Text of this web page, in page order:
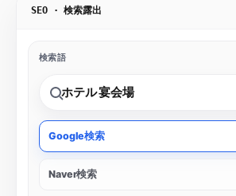
SEO · 検索露出
検索語
ホテル 宴会場
Google検索
Naver検索